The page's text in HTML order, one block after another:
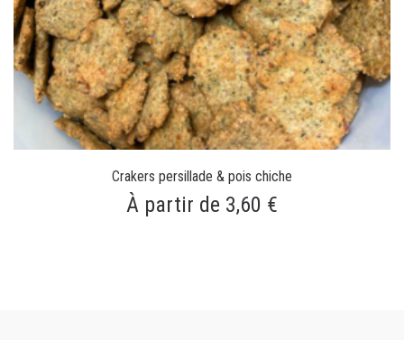
Crakers persillade & pois chiche
À partir de 3,60 €